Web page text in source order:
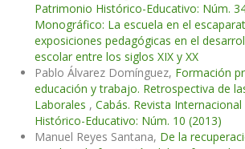
Patrimonio Histórico-Educativo: Núm.
Monográfico: La escuela en el
exposiciones pedagógicas en el
escolar entre los siglos XIX y XX
Pablo Álvarez Domínguez, Formación
educación y trabajo. Retrospectiva de
Laborales , Cabás. Revista
Histórico-Educativo: Núm. 10 (2013)
Manuel Reyes Santana, De la